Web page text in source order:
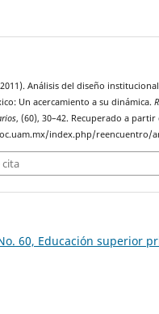
Análisis del diseño
Un acercamiento a su dinámica.
, (60), 30–42. Recuperado a partir
index.php/reencuentro/
cita
60, Educación superior